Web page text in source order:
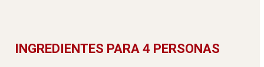
INGREDIENTES PARA 4 PERSONAS